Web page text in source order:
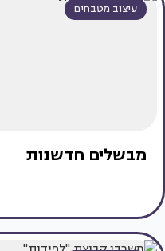
עיצוב מטבחים
מבשלים חדשנות